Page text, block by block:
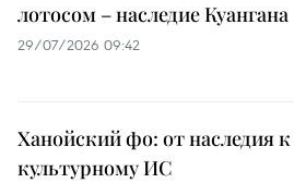
лотосом – наследие Куангана
29/07/2026 09:42
Ханойский фо: от наследия к
культурному ИС